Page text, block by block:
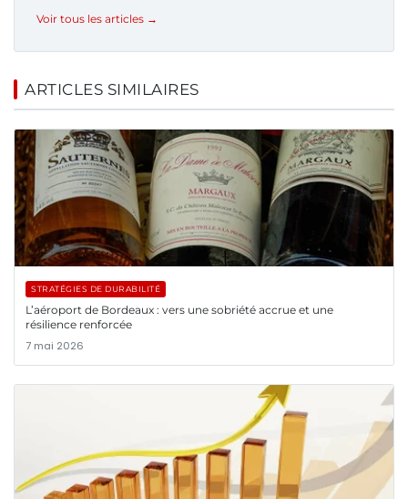
Voir tous les articles →
ARTICLES SIMILAIRES
STRATÉGIES DE DURABILITÉ
L’aéroport de Bordeaux : vers une sobriété accrue et une
résilience renforcée
7 mai 2026